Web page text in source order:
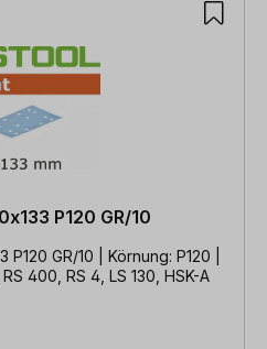
P120 GR/10
GR/10 | Körnung: P120 |
400, RS 4, LS 130, HSK-A